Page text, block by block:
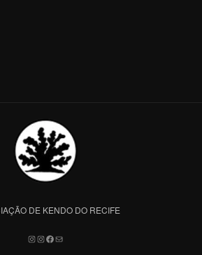
DE KENDO DO RECIFE
Instagram
Instagram
Facebook
Mail